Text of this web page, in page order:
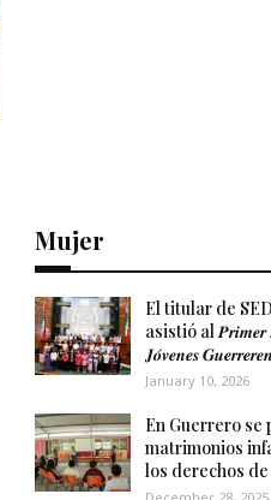
Mujer
El titular de
asistió al 𝑷𝒓𝒊𝒎𝒆𝒓
𝑱𝒐́𝒗𝒆𝒏𝒆𝒔
January 10, 2026
En Guerrero se
matrimonios
los derechos